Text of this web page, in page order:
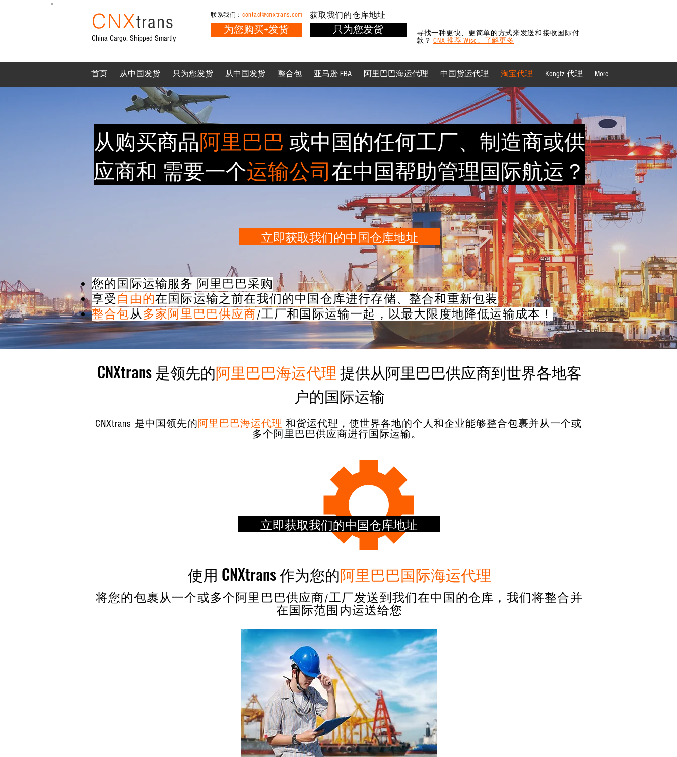
CNXtrans
China Cargo. Shipped Smartly
联系我们： contact@cnxtrans.com
为您购买+发货
获取我们的仓库地址
只为您发货
寻找一种更快、更简单的方式来发送和接收国际付
款？CNX 推荐 Wise。了解更多
首页 从中国发货 只为您发货 从中国发货 整合包 亚马逊 FBA 阿里巴巴海运代理 中国货运代理 淘宝代理 Kongfz 代理 More
从购买商品阿里巴巴 或中国的任何工厂、制造商或供
应商和 需要一个运输公司在中国帮助管理国际航运？
立即获取我们的中国仓库地址
您的国际运输服务 阿里巴巴采购
享受 自由的在国际运输之前在我们的中国仓库进行存储、整合和重新包装
整合包从多家阿里巴巴供应商/工厂和国际运输一起，以最大限度地降低运输成本！
CNXtrans 是领先的阿里巴巴海运代理 提供从阿里巴巴供应商到世界各地客
户的国际运输
CNXtrans 是中国领先的 阿里巴巴海运代理 和货运代理，使世界各地的个人和企业能够整合包裹并从一个或
多个阿里巴巴供应商进行国际运输。
立即获取我们的中国仓库地址
使用 CNXtrans 作为您的阿里巴巴国际海运代理
将您的包裹从一个或多个阿里巴巴供应商/工厂发送到我们在中国的仓库，我们将整合并
在国际范围内运送给您